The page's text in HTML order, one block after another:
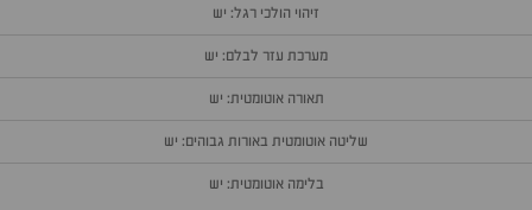
זיהוי הולכי רגל: יש
מערכת עזר לבלם: יש
תאורה אוטומטית: יש
שליטה אוטומטית באורות גבוהים: יש
בלימה אוטומטית: יש